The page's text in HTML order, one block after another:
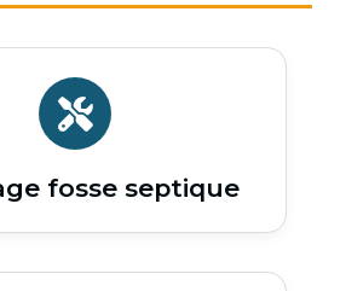
fosse septique